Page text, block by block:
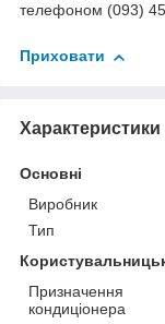
телефоном (093)
Приховати
Характеристики
Основні
Виробник
Тип
Призначення
кондиціонера